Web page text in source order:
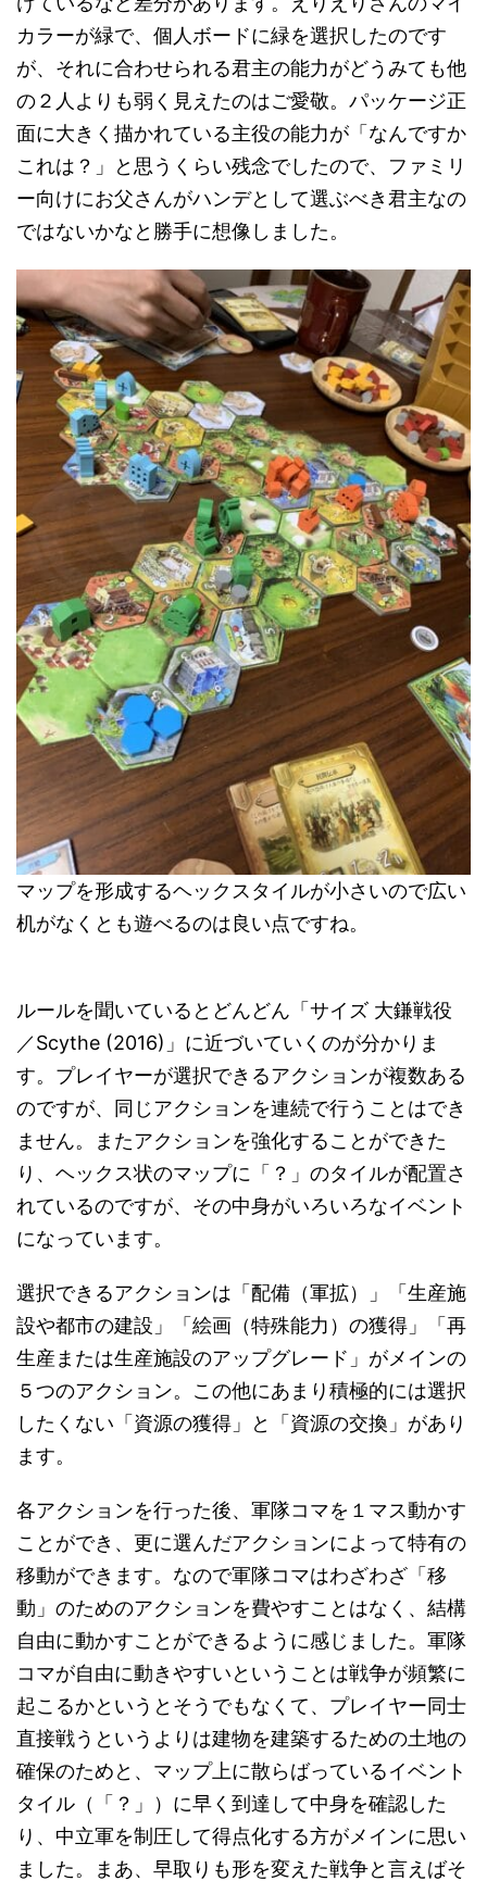
カラーが緑で、個人ボードに緑を選択したのです
が、それに合わせられる君主の能力がどうみても他
の２人よりも弱く見えたのはご愛敬。パッケージ正
面に大きく描かれている主役の能力が「なんですか
これは？」と思うくらい残念でしたので、ファミリ
ー向けにお父さんがハンデとして選ぶべき君主なの
ではないかなと勝手に想像しました。
マップを形成するヘックスタイルが小さいので広い
机がなくとも遊べるのは良い点ですね。
ルールを聞いているとどんどん「サイズ 大鎌戦役
／Scythe (2016)」に近づいていくのが分かりま
す。プレイヤーが選択できるアクションが複数ある
のですが、同じアクションを連続で行うことはでき
ません。またアクションを強化することができた
り、ヘックス状のマップに「？」のタイルが配置さ
れているのですが、その中身がいろいろなイベント
になっています。
選択できるアクションは「配備（軍拡）」「生産施
設や都市の建設」「絵画（特殊能力）の獲得」「再
生産または生産施設のアップグレード」がメインの
５つのアクション。この他にあまり積極的には選択
したくない「資源の獲得」と「資源の交換」があり
ます。
各アクションを行った後、軍隊コマを１マス動かす
ことができ、更に選んだアクションによって特有の
移動ができます。なので軍隊コマはわざわざ「移
動」のためのアクションを費やすことはなく、結構
自由に動かすことができるように感じました。軍隊
コマが自由に動きやすいということは戦争が頻繁に
起こるかというとそうでもなくて、プレイヤー同士
直接戦うというよりは建物を建築するための土地の
確保のためと、マップ上に散らばっているイベント
タイル（「？」）に早く到達して中身を確認した
り、中立軍を制圧して得点化する方がメインに思い
ました。まあ、早取りも形を変えた戦争と言えばそ